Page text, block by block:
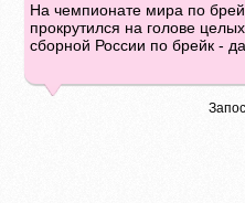
На чемпионате мира по
прокрутился на голове
сборной России по брейк -